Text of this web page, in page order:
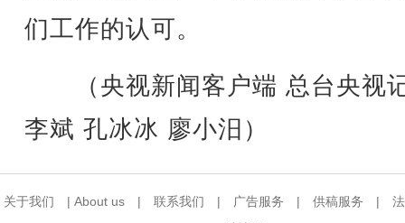
们工作的认可。
（央视新闻客户端 总台央视
李斌 孔冰冰 廖小汨）
关于我们 | About us | 联系我们 | 广告服务 | 供稿服务 |